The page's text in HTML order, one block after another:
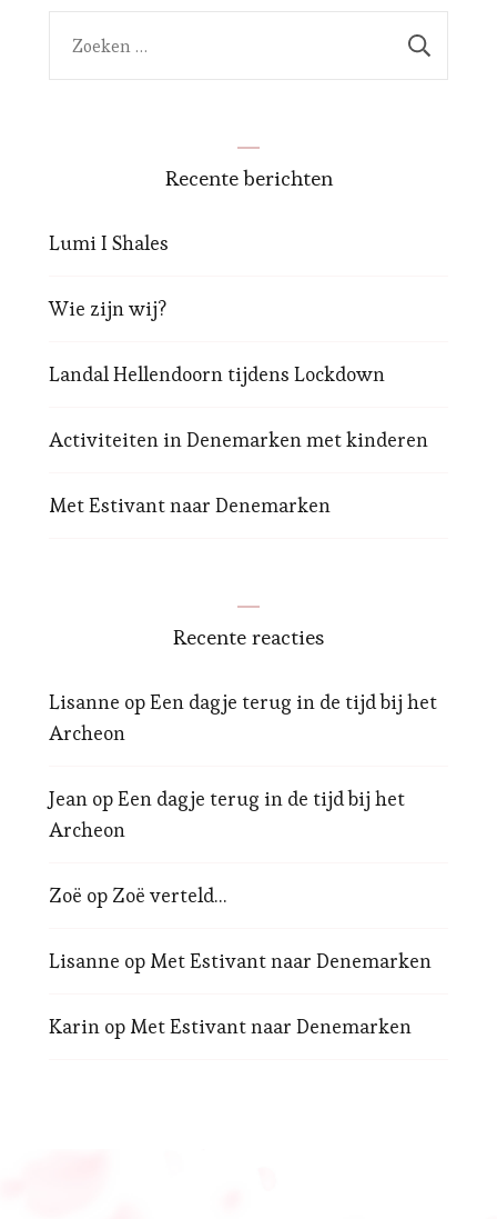
Recente berichten
Lumi I Shales
Wie zijn wij?
Landal Hellendoorn tijdens Lockdown
Activiteiten in Denemarken met kinderen
Met Estivant naar Denemarken
Recente reacties
Lisanne opEen dagje terug in de tijd bij het
Archeon
Jean opEen dagje terug in de tijd bij het
Archeon
Zoë op Zoë verteld…
Lisanne op Met Estivant naar Denemarken
Karin op Met Estivant naar Denemarken